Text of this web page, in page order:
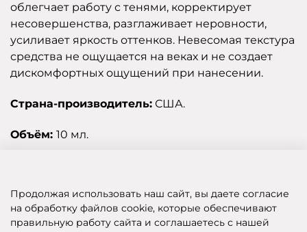
облегчает работу с тенями, корректирует
несовершенства, разглаживает неровности,
усиливает яркость оттенков. Невесомая текстура
средства не ощущается на веках и не создает
дискомфортных ощущений при нанесении.
Страна-производитель: США.
Объём: 10 мл.
SHOP OF BEAUTY - МУЛЬТИБРЕНДОВЫЙ ИНТЕРНЕТ-МАГАЗИН КОСМЕТИКИ
Продолжая использовать наш сайт, вы даете согласие
на обработку файлов cookie, которые обеспечивают
правильную работу сайта и соглашаетесь с нашей